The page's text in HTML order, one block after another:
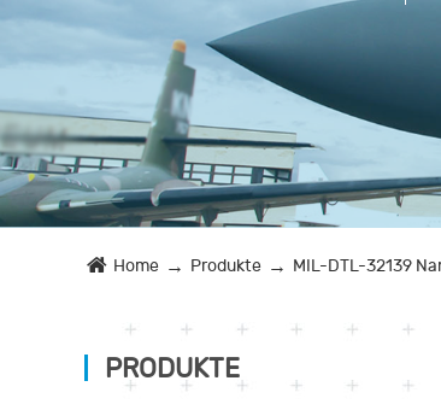
Home Produkte MIL-DTL-32139
PRODUKTE